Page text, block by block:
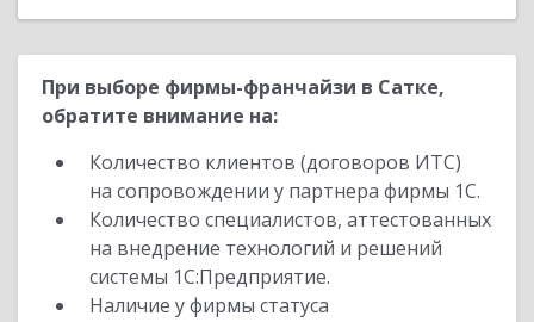
При выборе фирмы-франчайзи в Сатке,
обратите внимание на:
Количество клиентов (договоров ИТС)
на сопровождении у партнера фирмы 1С.
Количество специалистов, аттестованных
на внедрение технологий и решений
системы 1С:Предприятие.
Наличие у фирмы статуса